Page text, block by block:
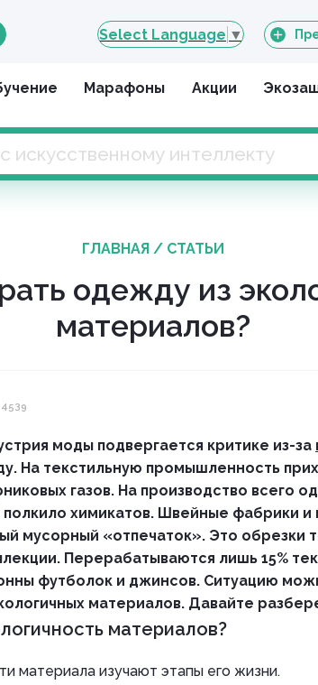
Select Language ▼
Марафоны Акции
ГЛАВНАЯ / СТАТЬИ
одежду из
материалов?
моды подвергается критике из-за
На текстильную промышленность
газов. На производство всего
полкило химикатов. Швейные фабрики
мусорный «отпечаток». Это обрезки
Перерабатываются лишь 15%
футболок и джинсов. Ситуацию
материалов. Давайте
материалов?
материала изучают этапы его жизни.